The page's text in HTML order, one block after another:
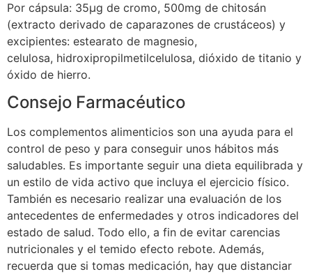
Por cápsula: 35µg de cromo, 500mg de chitosán
(extracto derivado de caparazones de crustáceos) y
excipientes: estearato de magnesio,
celulosa, hidroxipropilmetilcelulosa, dióxido de titanio y
óxido de hierro.
Consejo Farmacéutico
Los complementos alimenticios son una ayuda para el
control de peso y para conseguir unos hábitos más
saludables. Es importante seguir una dieta equilibrada y
un estilo de vida activo que incluya el ejercicio físico.
También es necesario realizar una evaluación de los
antecedentes de enfermedades y otros indicadores del
estado de salud. Todo ello, a fin de evitar carencias
nutricionales y el temido efecto rebote. Además,
recuerda que si tomas medicación, hay que distanciar